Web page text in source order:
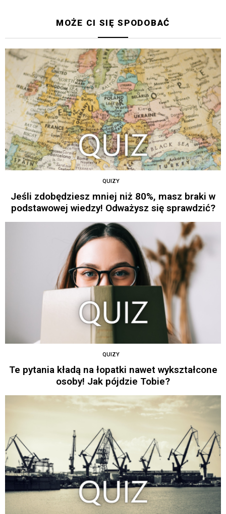
MOŻE CI SIĘ SPODOBAĆ
QUIZY
Jeśli zdobędziesz mniej niż 80%, masz braki w
podstawowej wiedzy! Odważysz się sprawdzić?
QUIZY
Te pytania kładą na łopatki nawet wykształcone
osoby! Jak pójdzie Tobie?